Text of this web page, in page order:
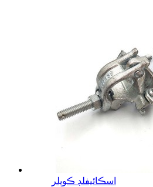
اسڪائيفلڊ ڪوپلر